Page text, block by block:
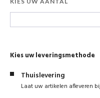
Kies uw leveringsmethode
Thuislevering
Laat uw artikelen afleveren